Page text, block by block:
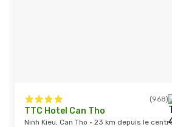
(968)
TTC Hotel Can Tho
Ninh Kieu, Can Tho · 23 km depuis le